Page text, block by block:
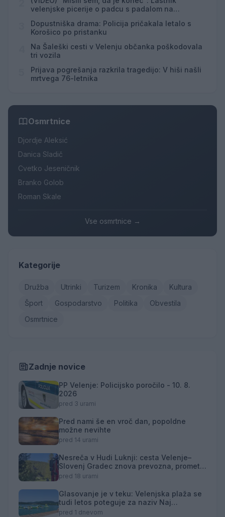
velenjske picerije o padcu s padalom na
Dopustniška drama: Policija pričakala letalo s
Korošico po pristanku
Na Šaleški cesti v Velenju občanka poškodovala
tri vozila
Prijava pogrešanja razkrila tragedijo: V hiši našli
mrtvega 76-letnika
Osmrtnice
Djordje Aleksić
Danica Sladič
Cvetko Jeseničnik
Branko Golob
Roman Skale
Vse osmrtnice →
Kategorije
Družba Utrinki Turizem Kronika
Kultura
Šport
Gospodarstvo Politika
Obvestila
Osmrtnice
Zadnje novice
PP Velenje: Policijsko poročilo - 10. 8.
2026
pred 3 urami
Pred nami še en vroč dan, popoldne
možne nevihte
pred 14 urami
Nesreča v Hudi Luknji: cesta Velenje–
Slovenj Gradec znova prevozna, promet
izmenično enosmeren
pred 18 urami
Glasovanje je v teku: Velenjska plaža se
tudi letos poteguje za naziv Naj
kopališče
pred 1 dnevom